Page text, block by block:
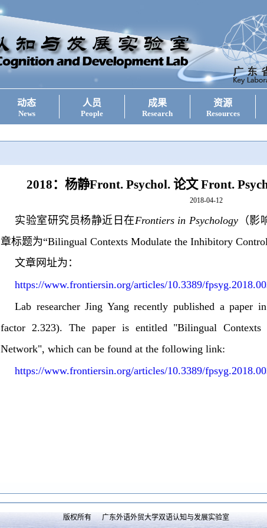
动态
News
人员
People
成果
Research
资源
Resources
2018：杨静Front. Psychol. 论文 Front.
2018-04-12
实验室研究员杨静近日在Frontiers in Psychology（影
章标题为“Bilingual Contexts Modulate the Inhibitory Control
文章网址为：
https://www.frontiersin.org/articles/10.3389/
Lab researcher Jing Yang recently published a paper
factor 2.323). The paper is entitled "Bilingual
Network", which can be found at the following link:
https://www.frontiersin.org/articles/10.3389/
版权所有 广东外语外贸大学双语认知与发展实验室